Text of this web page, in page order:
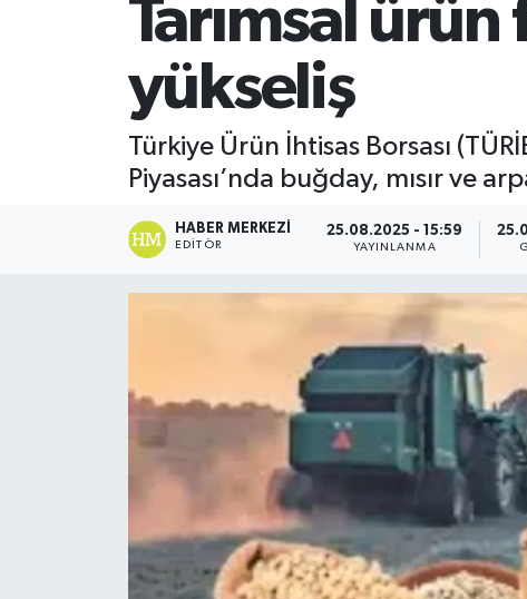
Tarımsal
yükseliş
Türkiye Ürün İhtisas Borsası
Piyasası’nda buğday, mısır ve
HABER MERKEZI
EDITÖR
25.08.2025 - 15:59
YAYINLANMA
Teknoloji
TRABZON